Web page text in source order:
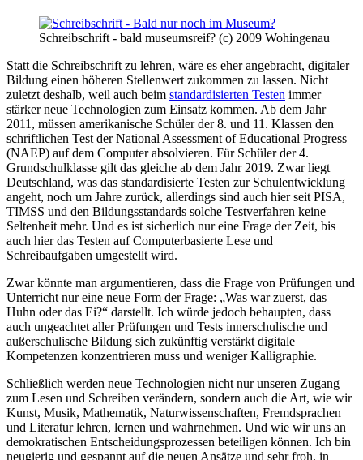
Schreibschrift - bald museumsreif? (c) 2009 Wohingenau
Statt die Schreibschrift zu lehren, wäre es eher angebracht, digitaler
Bildung einen höheren Stellenwert zukommen zu lassen. Nicht
zuletzt deshalb, weil auch beim standardisierten Testen immer
stärker neue Technologien zum Einsatz kommen. Ab dem Jahr
2011, müssen amerikanische Schüler der 8. und 11. Klassen den
schriftlichen Test der National Assessment of Educational Progress
(NAEP) auf dem Computer absolvieren. Für Schüler der 4.
Grundschulklasse gilt das gleiche ab dem Jahr 2019. Zwar liegt
Deutschland, was das standardisierte Testen zur Schulentwicklung
angeht, noch um Jahre zurück, allerdings sind auch hier seit PISA,
TIMSS und den Bildungsstandards solche Testverfahren keine
Seltenheit mehr. Und es ist sicherlich nur eine Frage der Zeit, bis
auch hier das Testen auf Computerbasierte Lese und
Schreibaufgaben umgestellt wird.
Zwar könnte man argumentieren, dass die Frage von Prüfungen und
Unterricht nur eine neue Form der Frage: „Was war zuerst, das
Huhn oder das Ei?“ darstellt. Ich würde jedoch behaupten, dass
auch ungeachtet aller Prüfungen und Tests innerschulische und
außerschulische Bildung sich zukünftig verstärkt digitale
Kompetenzen konzentrieren muss und weniger Kalligraphie.
Schließlich werden neue Technologien nicht nur unseren Zugang
zum Lesen und Schreiben verändern, sondern auch die Art, wie wir
Kunst, Musik, Mathematik, Naturwissenschaften, Fremdsprachen
und Literatur lehren, lernen und wahrnehmen. Und wie wir uns an
demokratischen Entscheidungsprozessen beteiligen können. Ich bin
neugierig und gespannt auf die neuen Ansätze und sehr froh, in